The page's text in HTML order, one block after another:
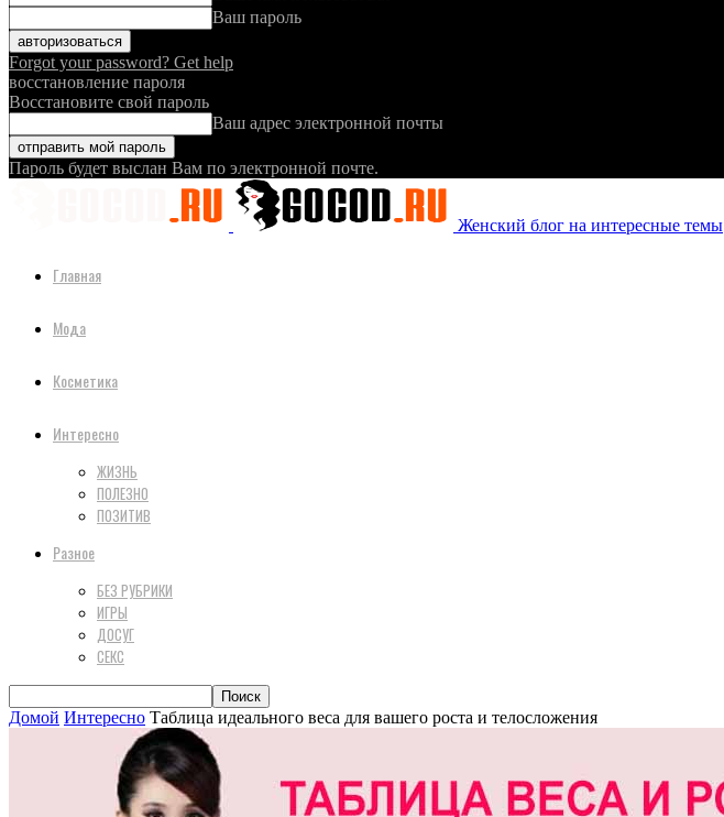
Ваш пароль
Forgot your password? Get help
восстановление пароля
Восстановите свой пароль
Ваш адрес электронной почты
Пароль будет выслан Вам по электронной почте.
Женский блог на интересные темы
Главная
Мода
Косметика
Интересно
ЖИЗНЬ
ПОЛЕЗНО
ПОЗИТИВ
Разное
БЕЗ РУБРИКИ
ИГРЫ
ДОСУГ
СЕКС
Домой Интересно Таблица идеального веса для вашего роста и телосложения